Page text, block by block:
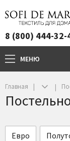
8 (800) 444-32-
МЕНЮ
Главная
Евро